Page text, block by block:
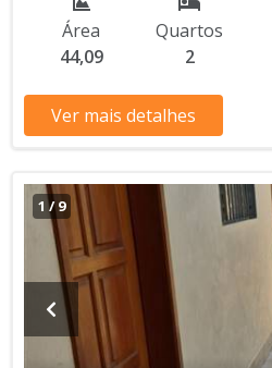
Área
44,09
Quartos
2
Ver mais detalhes
1 /9